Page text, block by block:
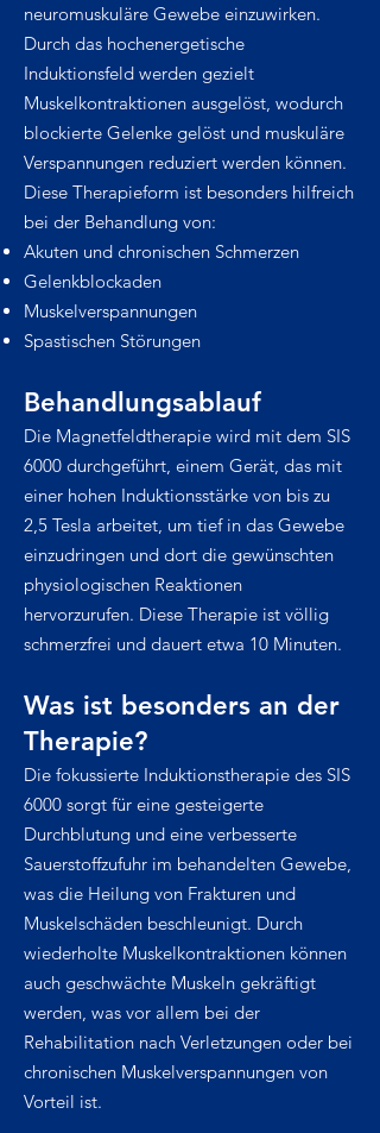
neuromuskuläre Gewebe einzuwirken.
Durch das hochenergetische
Induktionsfeld werden gezielt
Muskelkontraktionen ausgelöst, wodurch
blockierte Gelenke gelöst und muskuläre
Verspannungen reduziert werden können.
Diese Therapieform ist besonders hilfreich
bei der Behandlung von:
Akuten und chronischen Schmerzen
Gelenkblockaden
Muskelverspannungen
Spastischen Störungen
Behandlungsablauf
Die Magnetfeldtherapie wird mit dem SIS
6000 durchgeführt, einem Gerät, das mit
einer hohen Induktionsstärke von bis zu
2,5 Tesla arbeitet, um tief in das Gewebe
einzudringen und dort die gewünschten
physiologischen Reaktionen
hervorzurufen. Diese Therapie ist völlig
schmerzfrei und dauert etwa 10 Minuten.
Was ist besonders an der
Therapie?
Die fokussierte Induktionstherapie des SIS
6000 sorgt für eine gesteigerte
Durchblutung und eine verbesserte
Sauerstoffzufuhr im behandelten Gewebe,
was die Heilung von Frakturen und
Muskelschäden beschleunigt. Durch
wiederholte Muskelkontraktionen können
auch geschwächte Muskeln gekräftigt
werden, was vor allem bei der
Rehabilitation nach Verletzungen oder bei
chronischen Muskelverspannungen von
Vorteil ist.